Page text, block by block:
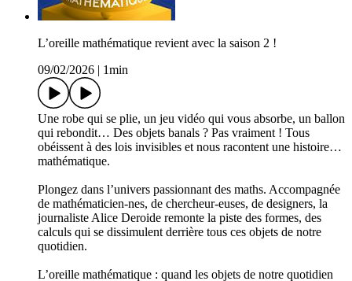
L’oreille mathématique revient avec la saison 2 !
09/02/2026
1min
Une robe qui se plie, un jeu vidéo qui vous absorbe, un ballon
qui rebondit… Des objets banals ? Pas vraiment ! Tous
obéissent à des lois invisibles et nous racontent une histoire…
mathématique.
Plongez dans l’univers passionnant des maths. Accompagnée
de mathématicien-nes, de chercheur-euses, de designers, la
journaliste Alice Deroide remonte la piste des formes, des
calculs qui se dissimulent derrière tous ces objets de notre
quotidien.
L’oreille mathématique : quand les objets de notre quotidien